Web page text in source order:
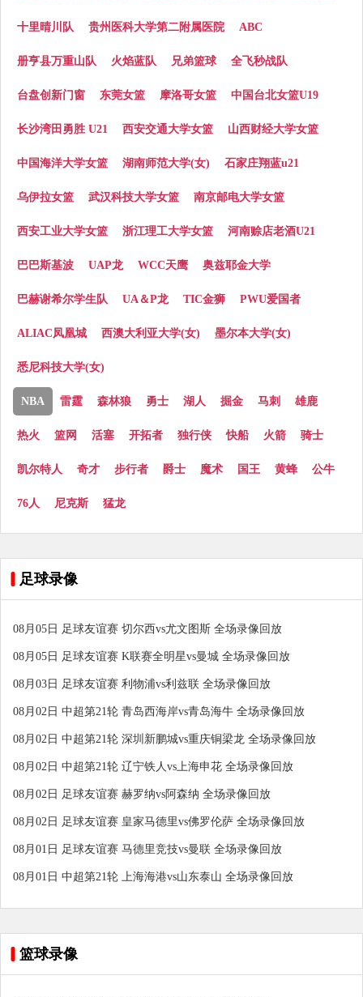
十里晴川队 贵州医科大学第二附属医院 ABC
册亨县万重山队 火焰蓝队 兄弟篮球 全飞秒战队
台盘创新门窗 东莞女篮 摩洛哥女篮 中国台北女篮U19
长沙湾田勇胜 U21 西安交通大学女篮 山西财经大学女篮
中国海洋大学女篮 湖南师范大学(女) 石家庄翔蓝u21
乌伊拉女篮 武汉科技大学女篮 南京邮电大学女篮
西安工业大学女篮 浙江理工大学女篮 河南赊店老酒U21
巴巴斯基波 UAP龙 WCC天鹰 奥兹耶金大学
巴赫谢希尔学生队 UA＆P龙 TIC金狮 PWU爱国者
ALIAC凤凰城 西澳大利亚大学(女) 墨尔本大学(女)
悉尼科技大学(女)
NBA 雷霆 森林狼 勇士 湖人 掘金 马刺 雄鹿
热火 篮网 活塞 开拓者 独行侠 快船 火箭 骑士
凯尔特人 奇才 步行者 爵士 魔术 国王 黄蜂 公牛
76人 尼克斯 猛龙
足球录像
08月05日 足球友谊赛 切尔西vs尤文图斯 全场录像回放
08月05日 足球友谊赛 K联赛全明星vs曼城 全场录像回放
08月03日 足球友谊赛 利物浦vs利兹联 全场录像回放
08月02日 中超第21轮 青岛西海岸vs青岛海牛 全场录像回放
08月02日 中超第21轮 深圳新鹏城vs重庆铜梁龙 全场录像回放
08月02日 中超第21轮 辽宁铁人vs上海申花 全场录像回放
08月02日 足球友谊赛 赫罗纳vs阿森纳 全场录像回放
08月02日 足球友谊赛 皇家马德里vs佛罗伦萨 全场录像回放
08月01日 足球友谊赛 马德里竞技vs曼联 全场录像回放
08月01日 中超第21轮 上海海港vs山东泰山 全场录像回放
篮球录像